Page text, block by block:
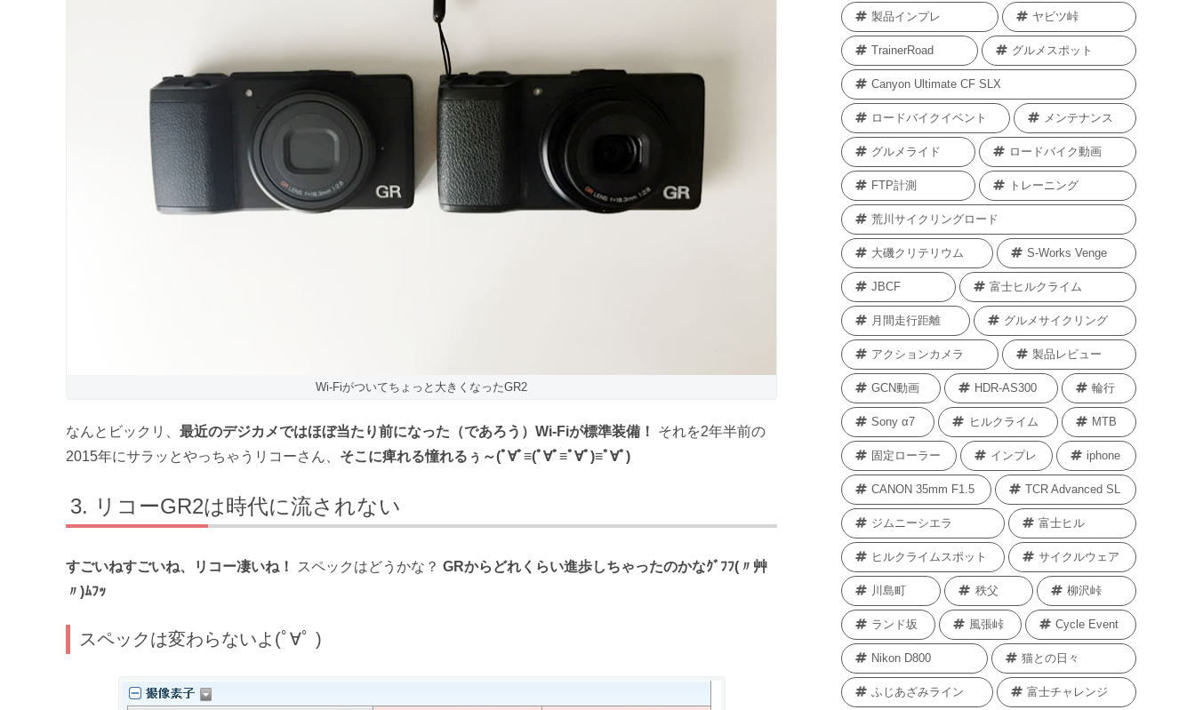
Wi-Fiがついてちょっと大きくなったGR2
なんとビックリ、 最近のデジカメではほぼ当たり前になった（であろう）Wi-Fiが標準装備！
それを2年半前の
2015年にサラッとやっちゃうリコーさん、 そこに痺れる憧れるぅ～(ﾟ∀ﾟ≡(ﾟ∀ﾟ≡ﾟ∀ﾟ)≡ﾟ∀ﾟ)
リコーGR2は時代に流されない
すごいねすごいね、リコー凄いね！ スペックはどうかな？ GRからどれくらい進歩しちゃったのかなｸﾞﾌﾌ(〃艸
〃)ﾑﾌｯ
スペックは変わらないよ(ﾟ∀ﾟ )
製品インプレ ヤビツ峠
TrainerRoad グルメスポット
Canyon Ultimate CF SLX
ロードバイクイベント メンテナンス
グルメライド ロードバイク動画
FTP計測 トレーニング
荒川サイクリングロード
大磯クリテリウム S-Works Venge
JBCF 富士ヒルクライム
月間走行距離 グルメサイクリング
アクションカメラ 製品レビュー
GCN動画 HDR-AS300 輪行
Sony α7 ヒルクライム MTB
固定ローラー インプレ iphone
CANON 35mm F1.5 TCR Advanced SL
ジムニーシエラ 富士ヒル
ヒルクライムスポット サイクルウェア
川島町 秩父 柳沢峠
ランド坂 風張峠 Cycle Event
Nikon D800 猫との日々
ふじあざみライン 富士チャレンジ